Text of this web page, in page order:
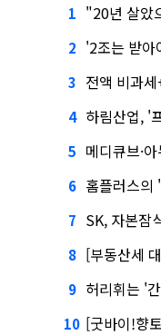
1 "20년 살았
2 '2조는 받아야'
3 전액 비과
4 하림산업, '프
5 메디큐브·아
6 홈플러스의 'K
7 SK, 자본잠
8 [부동산세 대
9 허리휘는 '간병
10 [굿바이!향토백